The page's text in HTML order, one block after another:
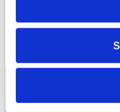
Circuit